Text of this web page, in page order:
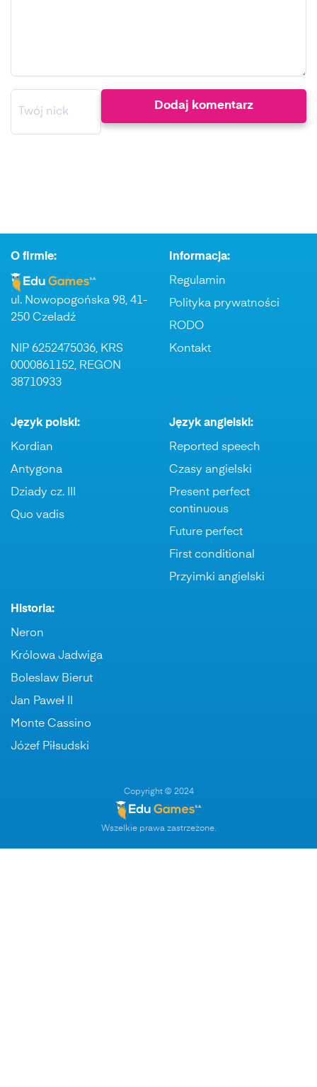
O firmie:
ul. Nowopogońska 98, 41-
250 Czeladź
NIP 6252475036, KRS
0000861152, REGON
38710933
Informacja:
Regulamin
Polityka prywatności
RODO
Kontakt
Język polski:
Kordian
Antygona
Dziady cz. III
Quo vadis
Język angielski:
Reported speech
Czasy angielski
Present perfect
continuous
Future perfect
First conditional
Przyimki angielski
Historia:
Neron
Królowa Jadwiga
Boleslaw Bierut
Jan Paweł II
Monte Cassino
Józef Piłsudski
Copyright © 2024
Wszelkie prawa zastrzeżone.